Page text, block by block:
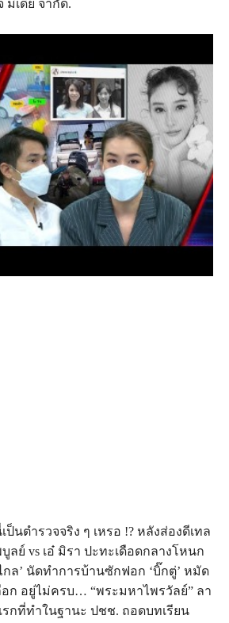
มีเดีย จำกัด.
นตำรวจจริง ๆ เหรอ !? หลังส่องดีเทล
ลย์ vs เอ๋ มิรา ปะทะเดือดกลางโหนก
ล’ นัดทำการบ้านซักฟอก ‘บิ๊กตู่’ หมัด
อก อยู่ไม่ครบ… “พระมหาไพรวัลย์” ลา
รกที่ทำในฐานะ ปชช. ถอดบทเรียน